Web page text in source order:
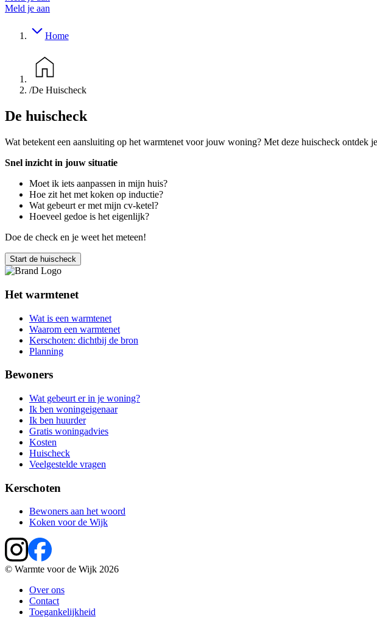
Meld je aan
Home
/De Huischeck
De huischeck
Wat betekent een aansluiting op het warmtenet voor jouw woning? Met deze huischeck
Snel inzicht in jouw situatie
Moet ik iets aanpassen in mijn huis?
Hoe zit het met koken op inductie?
Wat gebeurt er met mijn cv-ketel?
Hoeveel gedoe is het eigenlijk?
Doe de check en je weet het meteen!
Start de huischeck
Het warmtenet
Wat is een warmtenet
Waarom een warmtenet
Kerschoten: dichtbij de bron
Planning
Bewoners
Wat gebeurt er in je woning?
Ik ben woningeigenaar
Ik ben huurder
Gratis woningadvies
Kosten
Huischeck
Veelgestelde vragen
Kerschoten
Bewoners aan het woord
Koken voor de Wijk
© Warmte voor de Wijk 2026
Over ons
Contact
Toegankelijkheid